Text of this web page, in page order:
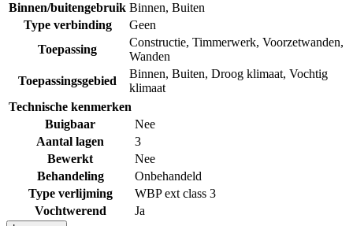
Binnen/buitengebruik Binnen, Buiten
Type verbinding
Geen
Toepassing
Constructie, Timmerwerk, Voorzetwanden,
Wanden
Toepassingsgebied
Binnen, Buiten, Droog klimaat, Vochtig
klimaat
Technische kenmerken
Buigbaar
Nee
Aantal lagen
3
Bewerkt
Nee
Behandeling
Onbehandeld
Type verlijming
WBP ext class 3
Vochtwerend
Ja